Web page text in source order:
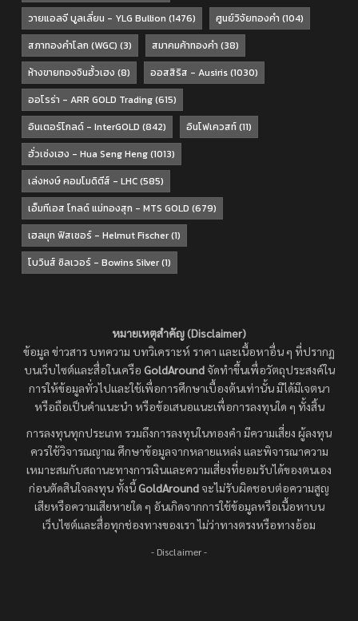
วายแอลจี บูลเลี่ยน - YLG Bullion (1476) ศูนย์วิจัยทองคำ (104)
สภาทองคำโลก (WGC) (3) สมาคมค้าทองคำ (38)
ห้างขายทองจินฮั้วเฮง (8) ออสสิริส - Ausiris(1030)
ออโรร่า - ARR GOLD Trading(615)
อินเตอร์โกลด์ - InterGOLD (842) อินโฟเควสท์(11)
ฮั่วเซ่งเฮง - Hua Seng Heng(1013)
เล่งหงษ์ คอมโมดิตีส์ - LHC(585)
เอ็มทีเอส โกลด์ แม่ทองสุก - MTS GOLD (679)
เฮลมุท ฟิสเชอร์ - Helmut Fischer(1)
โบวินส์ ซิลเวอร์ - Bowins Silver(1)
หมายเหตุสำคัญ (Disclaimer)
ข้อมูล ข่าวสาร บทความ บทวิเคราะห์ ราคา และเนื้อหาอื่น ๆ ที่ปรากฏ
บนเว็บไซต์และสื่อในเครือ GoldAroundจัดทำขึ้นเพื่อวัตถุประสงค์ใน
การให้ข้อมูลทั่วไปและใช้เพื่อการศึกษาเบื้องต้นเท่านั้น มิได้มีเจตนา
หรือถือเป็นคำแนะนำ หรือข้อเสนอแนะเพื่อการลงทุนใด ๆ ทั้งสิ้น
การลงทุนทุกประเภท รวมถึงการลงทุนในทองคำ มีความเสี่ยง ผู้ลงทุน
ควรใช้วิจารณญาณ ศึกษาข้อมูลจากหลายแหล่ง และพิจารณาความ
เหมาะสมกับสถานะทางการเงินและความเสี่ยงที่ยอมรับได้ของตนเอง
ก่อนตัดสินใจลงทุน ทั้งนี้GoldAround จะไม่รับผิดชอบต่อความสูญ
เสียหรือความเสียหายใด ๆ อันเกิดจากการใช้ข้อมูลหรือเนื้อหาบน
เว็บไซต์และสื่อทุกช่องทางของเรา ไม่ว่าทางตรงหรือทางอ้อม
- Disclaimer -